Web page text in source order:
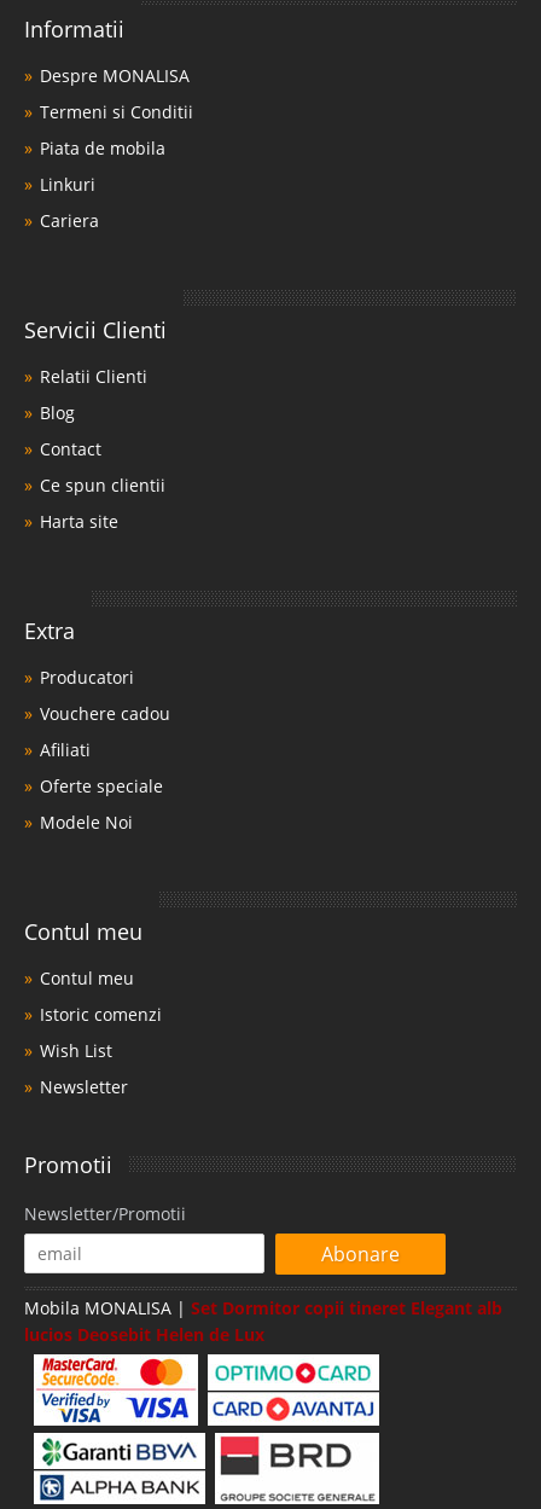
Informatii
Despre MONALISA
Termeni si Conditii
Piata de mobila
Linkuri
Cariera
Servicii Clienti
Relatii Clienti
Blog
Contact
Ce spun clientii
Harta site
Extra
Producatori
Vouchere cadou
Afiliati
Oferte speciale
Modele Noi
Contul meu
Contul meu
Istoric comenzi
Wish List
Newsletter
Promotii
Newsletter/Promotii
Abonare
Mobila MONALISA | Set Dormitor copii tineret Elegant alb
lucios Deosebit Helen de Lux